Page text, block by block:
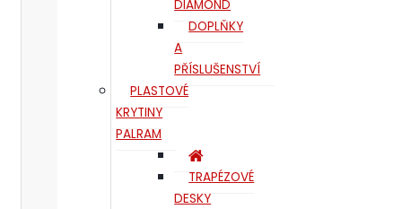
DIAMOND
DOPLŇKY
A
PŘÍSLUŠENSTVÍ
PLASTOVÉ
KRYTINY
PALRAM
TRAPÉZOVÉ
DESKY